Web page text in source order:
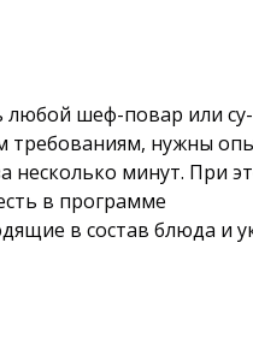
любой шеф-повар или
требованиям, нужны
несколько минут. При
в программе
в состав блюда и